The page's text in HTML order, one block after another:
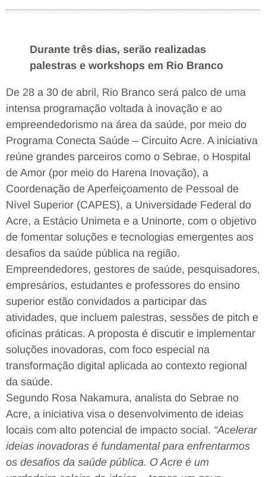
Durante três dias, serão realizadas
palestras e workshops em Rio Branco
De 28 a 30 de abril, Rio Branco será palco de uma
intensa programação voltada à inovação e ao
empreendedorismo na área da saúde, por meio do
Programa Conecta Saúde – Circuito Acre. A iniciativa
reúne grandes parceiros como o Sebrae, o Hospital
de Amor (por meio do Harena Inovação), a
Coordenação de Aperfeiçoamento de Pessoal de
Nível Superior (CAPES), a Universidade Federal do
Acre, a Estácio Unimeta e a Uninorte, com o objetivo
de fomentar soluções e tecnologias emergentes aos
desafios da saúde pública na região.
Empreendedores, gestores de saúde, pesquisadores,
empresários, estudantes e professores do ensino
superior estão convidados a participar das
atividades, que incluem palestras, sessões de pitch e
oficinas práticas. A proposta é discutir e implementar
soluções inovadoras, com foco especial na
transformação digital aplicada ao contexto regional
da saúde.
Segundo Rosa Nakamura, analista do Sebrae no
Acre, a iniciativa visa o desenvolvimento de ideias
locais com alto potencial de impacto social. “Acelerar
ideias inovadoras é fundamental para enfrentarmos
os desafios da saúde pública. O Acre é um